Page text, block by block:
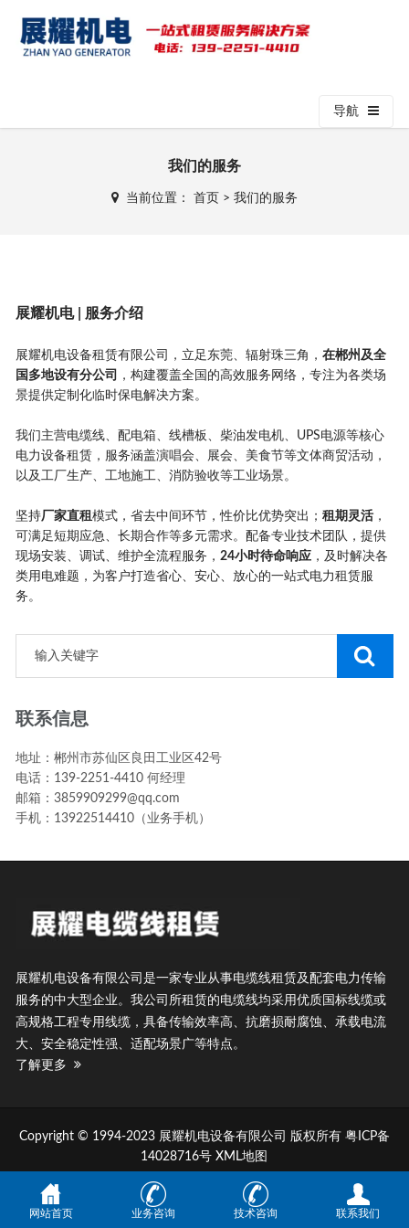
导航
我们的服务
当前位置： 首页 > 我们的服务
展耀机电 | 服务介绍
展耀机电设备租赁有限公司，立足东莞、辐射珠三角，在郴州及全
国多地设有分公司
，构建覆盖全国的高效服务网络，专注为各类场
景提供定制化临时保电解决方案。
我们主营电缆线、配电箱、线槽板、柴油发电机、UPS电源等核心
电力设备租赁，服务涵盖演唱会、展会、美食节等文体商贸活动，
以及工厂生产、工地施工、消防验收等工业场景。
坚持厂家直租模式，省去中间环节，性价比优势突出；租期灵活 ，
可满足短期应急、长期合作等多元需求。配备专业技术团队，提供
现场安装、调试、维护全流程服务，24小时待命响应 ，及时解决各
类用电难题，为客户打造省心、安心、放心的一站式电力租赁服
务。
联系信息
地址：郴州市苏仙区良田工业区42号
电话：139-2251-4410 何经理
邮箱：3859909299@qq.com
手机：13922514410（业务手机）
展耀机电设备有限公司是一家专业从事电缆线租赁及配套电力传输
服务的中大型企业。我公司所租赁的电缆线均采用优质国标线缆或
高规格工程专用线缆，具备传输效率高、抗磨损耐腐蚀、承载电流
大、安全稳定性强、适配场景广等特点。
了解更多
Copyright © 1994-2023 展耀机电设备有限公司 版权所有 粤ICP备
14028716号 XML地图
网站首页 业务咨询 技术咨询 联系我们